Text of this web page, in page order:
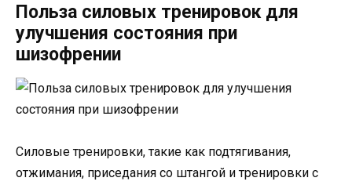
Польза силовых тренировок для
улучшения состояния при
шизофрении
Силовые тренировки, такие как подтягивания,
отжимания, приседания со штангой и тренировки с